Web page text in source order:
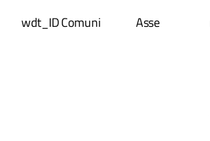
wdt_IDComuni Asse